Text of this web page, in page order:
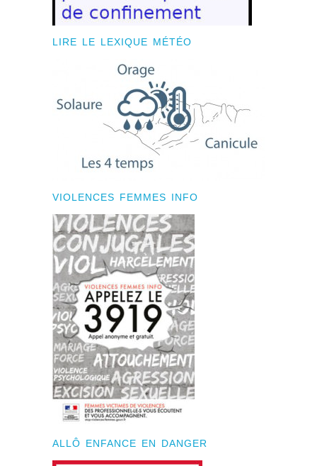
LIRE LE LEXIQUE MÉTÉO
VIOLENCES FEMMES INFO
ALLÔ ENFANCE EN DANGER